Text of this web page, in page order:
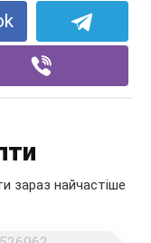
зараз найчастіше